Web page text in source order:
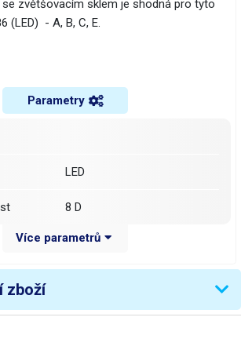
se zvětšovacím sklem je shodná pro tyto
(LED) - A, B, C, E.
Parametry
LED
8 D
kruhová
sklo
Více parametrů
zboží